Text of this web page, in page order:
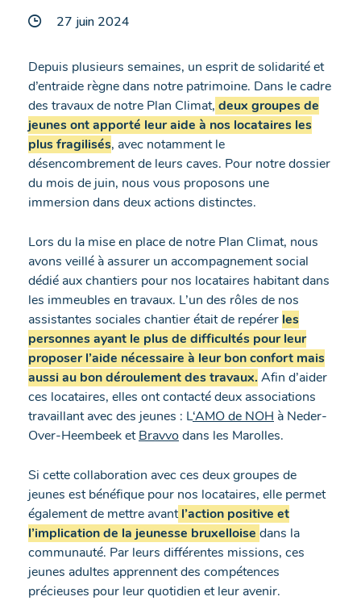
27 juin 2024
Depuis plusieurs semaines, un esprit de solidarité et
d’entraide règne dans notre patrimoine. Dans le cadre
des travaux de notre Plan Climat, deux groupes de
jeunes ont apporté leur aide à nos locataires les
plus fragilisés, avec notamment le
désencombrement de leurs caves. Pour notre dossier
du mois de juin, nous vous proposons une
immersion dans deux actions distinctes.
Lors du la mise en place de notre Plan Climat, nous
avons veillé à assurer un accompagnement social
dédié aux chantiers pour nos locataires habitant dans
les immeubles en travaux. L’un des rôles de nos
assistantes sociales chantier était de repérer les
personnes ayant le plus de difficultés pour leur
proposer l’aide nécessaire à leur bon confort mais
aussi au bon déroulement des travaux. Afin d’aider
ces locataires, elles ont contacté deux associations
travaillant avec des jeunes : L‘AMO de NOH à Neder-
Over-Heembeek etBravvo dans les Marolles.
Si cette collaboration avec ces deux groupes de
jeunes est bénéfique pour nos locataires, elle permet
également de mettre avantl’action positive et
l’implication de la jeunesse bruxelloise dans la
communauté. Par leurs différentes missions, ces
jeunes adultes apprennent des compétences
précieuses pour leur quotidien et leur avenir.